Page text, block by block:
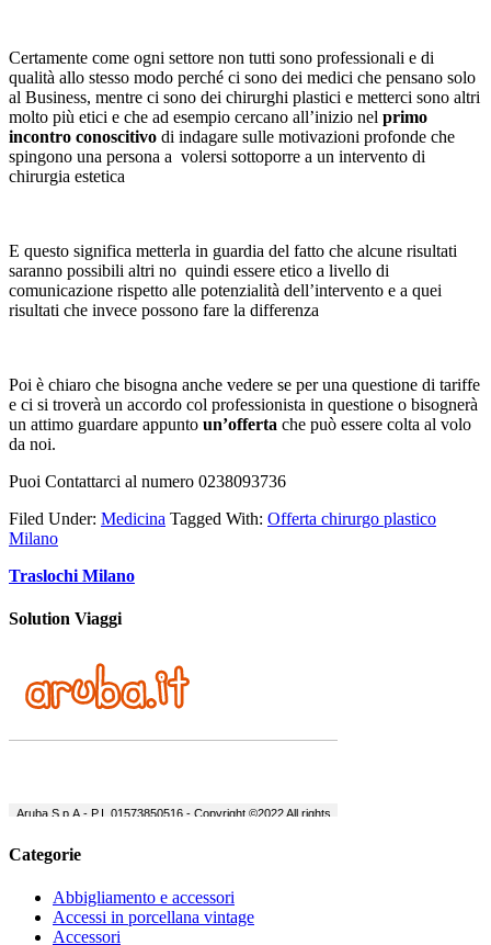
Certamente come ogni settore non tutti sono professionali e di
qualità allo stesso modo perché ci sono dei medici che pensano solo
al Business, mentre ci sono dei chirurghi plastici e metterci sono altri
molto più etici e che ad esempio cercano all’inizio nel primo
incontro conoscitivo di indagare sulle motivazioni profonde che
spingono una persona a volersi sottoporre a un intervento di
chirurgia estetica
E questo significa metterla in guardia del fatto che alcune risultati
saranno possibili altri no quindi essere etico a livello di
comunicazione rispetto alle potenzialità dell’intervento e a quei
risultati che invece possono fare la differenza
Poi è chiaro che bisogna anche vedere se per una questione di tariffe
e ci si troverà un accordo col professionista in questione o bisognerà
un attimo guardare appunto un’offerta che può essere colta al volo
da noi.
Puoi Contattarci al numero 0238093736
Filed Under: Medicina Tagged With: Offerta chirurgo plastico
Milano
Traslochi Milano
Solution Viaggi
Categorie
Abbigliamento e accessori
Accessi in porcellana vintage
Accessori